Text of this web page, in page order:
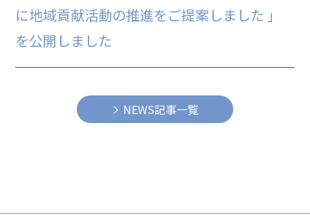
に地域貢献活動の推進をご提案しました 」
を公開しました
NEWS記事一覧